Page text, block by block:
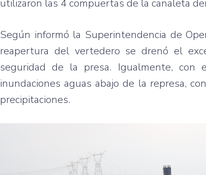
utilizaron las 4 compuertas de la canaleta
Según informó la Superintendencia de
reapertura del vertedero se drenó el
seguridad de la presa. Igualmente,
inundaciones aguas abajo de la represa,
precipitaciones.